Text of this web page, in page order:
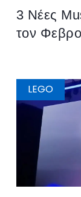
3 Νέες
τον
LEGO